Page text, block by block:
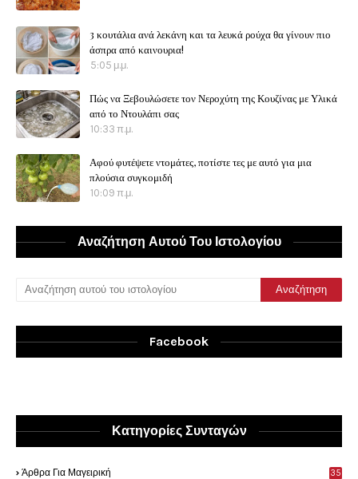
3 κουτάλια ανά λεκάνη και τα λευκά ρούχα θα γίνουν πιο
άσπρα από καινουρια!
5:05 μ.μ.
Πώς να Ξεβουλώσετε τον Νεροχύτη της Κουζίνας με Υλικά
από το Ντουλάπι σας
10:33 π.μ.
Αφού φυτέψετε ντομάτες, ποτίστε τες με αυτό για μια
πλούσια συγκομιδή
10:09 π.μ.
Αναζήτηση Αυτού Του Ιστολογίου
Facebook
Κατηγορίες Συνταγών
Άρθρα Για Μαγειρική
35